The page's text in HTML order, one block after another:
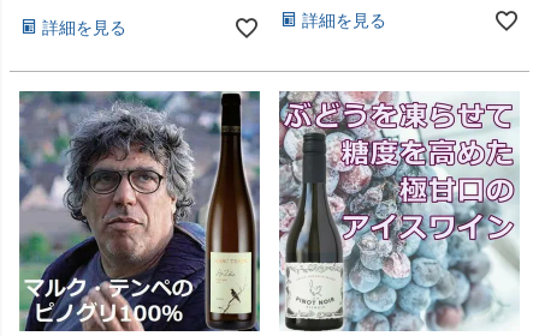
詳細を見る 詳細を見る